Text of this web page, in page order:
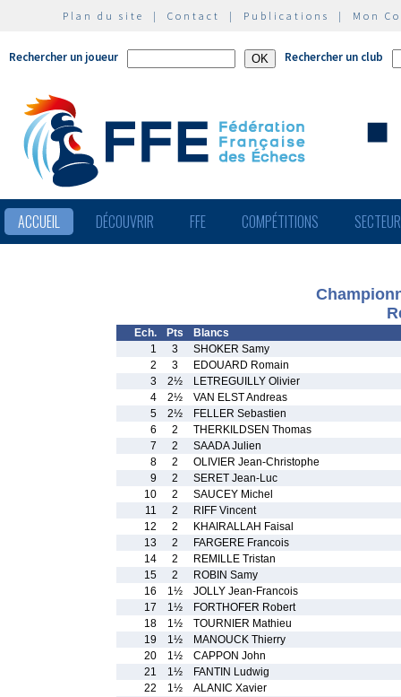
Plan du site | Contact | Publications | Mon
Rechercher un joueur Rechercher un club
ACCUEIL DÉCOUVRIR FFE COMPÉTITIONS
Ech. Pts
Blancs
1
3
SHOKER Samy
2
3
EDOUARD Romain
3
2½
LETREGUILLY Olivier
4
2½
VAN ELST Andreas
5
2½
FELLER Sebastien
6
2
THERKILDSEN Thomas
7
2
SAADA Julien
8
2
OLIVIER Jean-Christophe
9
2
SERET Jean-Luc
10
2
SAUCEY Michel
11
2
RIFF Vincent
12
2
KHAIRALLAH Faisal
13
2
FARGERE Francois
14
2
REMILLE Tristan
15
2
ROBIN Samy
16
1½
JOLLY Jean-Francois
17
1½
FORTHOFER Robert
18
1½
TOURNIER Mathieu
19
1½
MANOUCK Thierry
20
1½
CAPPON John
21
1½
FANTIN Ludwig
22
1½
ALANIC Xavier